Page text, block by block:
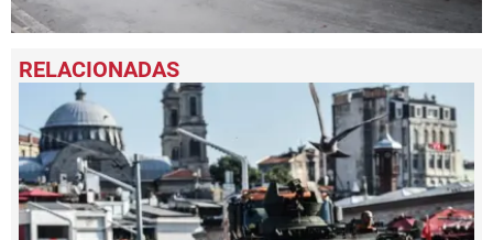
seconds
of
minute,
5
seconds